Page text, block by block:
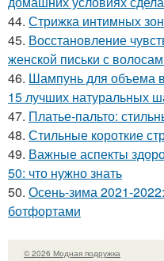
44. Стрижка интимных
45. Восстановление
женской письки с
46. Шампунь для объема
15 лучших натуральных
47. Платье-пальто:
48. Стильные короткие
49. Важные аспекты
50: что нужно знать
50. Осень-зима 2021-
ботфортами
© 2026 Модная подружка